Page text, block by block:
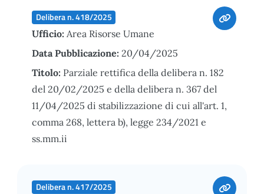
Delibera n. 418/2025
Ufficio: Area Risorse Umane
Data Pubblicazione: 20/04/2025
Titolo: Parziale rettifica della delibera n. 182
del 20/02/2025 e della delibera n. 367 del
11/04/2025 di stabilizzazione di cui all'art. 1,
comma 268, lettera b), legge 234/2021 e
ss.mm.ii
Delibera n. 417/2025